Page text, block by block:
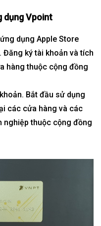
dụng Vpoint
dụng Apple Store
Đăng ký tài khoản và tích
hàng thuộc cộng đồng
Bắt đầu sử dụng
các cửa hàng và các
nghiệp thuộc cộng đồng